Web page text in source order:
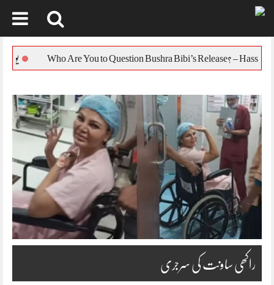
content
یورپی یونین کا
راکھی ساونت کی سرجری